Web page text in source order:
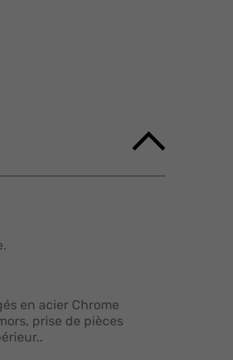
en acier Chrome
prise de pièces